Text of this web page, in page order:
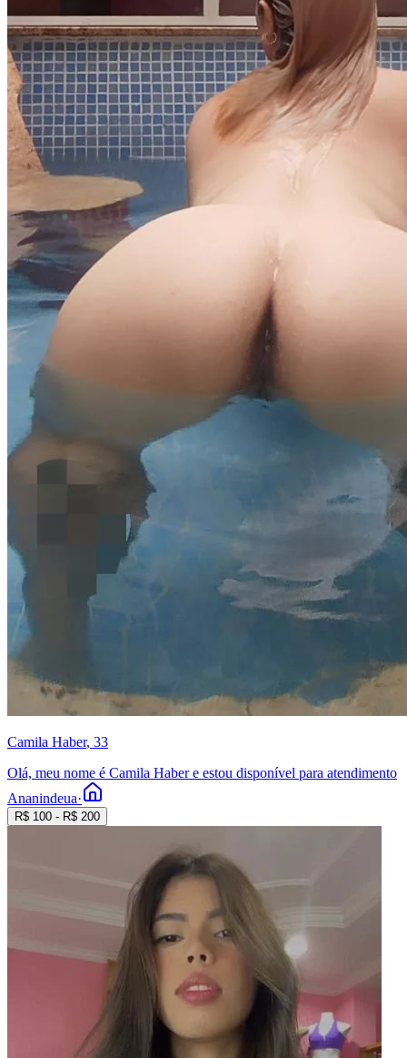
Camila Haber, 33
Olá, meu nome é Camila Haber e estou disponível para atendimento
Ananindeua·
R$ 100 - R$ 200